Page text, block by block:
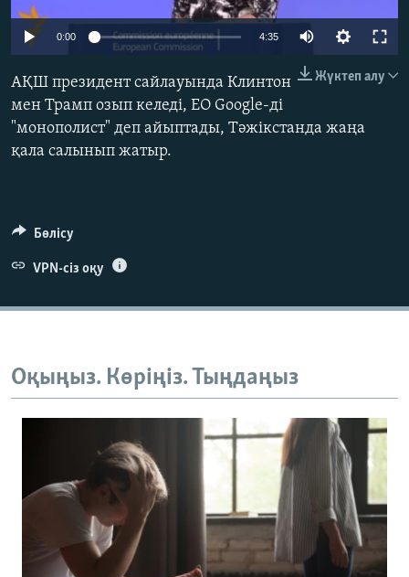
ЖАЗЫЛЫҢЫЗ
Басқа тілдерде
0:00 4:35
Жүктеп алу
АҚШ президент сайлауында Клинтон
мен Трамп озып келеді, ЕО Google-ді
"монополист" деп айыптады, Тәжікстанда жаңа
қала салынып жатыр.
Бөлісу
VPN-сіз оқу
Оқыңыз. Көріңіз. Тыңдаңыз